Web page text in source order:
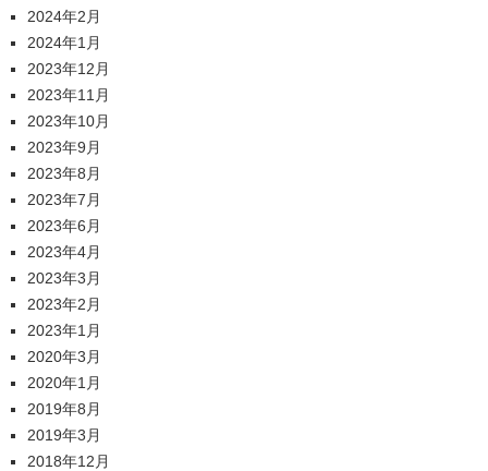
2024年2月
2024年1月
2023年12月
2023年11月
2023年10月
2023年9月
2023年8月
2023年7月
2023年6月
2023年4月
2023年3月
2023年2月
2023年1月
2020年3月
2020年1月
2019年8月
2019年3月
2018年12月